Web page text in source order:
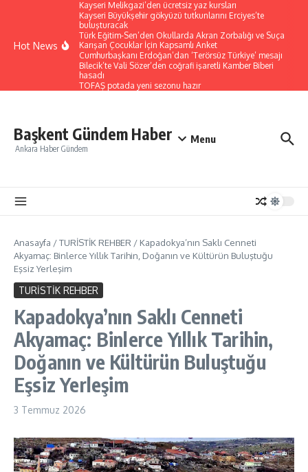
Hot News
Kayseri Melikgazi’den ücretsiz yaz kursları
Kayseri Büyükşehir gökyüzü tutkunlarını Erciyes’te
buluşturacak
Türk Eğitim-Sen’den Okullarda Akran Zorbalığı ve Suça
Karışan Çocuklar İçin Kapsamlı Anket
Cumhurbaşkanı Erdoğan’dan ‘Terörsüz Türkiye’ mesajı
Bilecik’te Vali Sözer’den coğrafi işaretli Kamber Biberi
hasadı
TOFAŞ potada yeni sezonu hazır
Başkent Gündem Haber
Ankara Haber Gündem
Menu
Anasayfa /TURİSTİK REHBER / Kapadokya’nın Saklı Cenneti
Akyamaç: Binlerce Yıllık Tarihin, Doğanın ve Kültürün Buluştuğu
Eşsiz Yerleşim
TURİSTİK REHBER
Kapadokya’nın Saklı Cenneti
Akyamaç: Binlerce Yıllık Tarihin,
Doğanın ve Kültürün Buluştuğu
Eşsiz Yerleşim
3 Temmuz 2026